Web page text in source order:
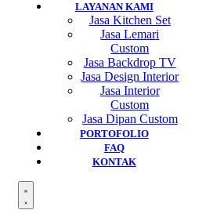
LAYANAN KAMI
Jasa Kitchen Set
Jasa Lemari
Custom
Jasa Backdrop TV
Jasa Design Interior
Jasa Interior
Custom
Jasa Dipan Custom
PORTOFOLIO
FAQ
KONTAK